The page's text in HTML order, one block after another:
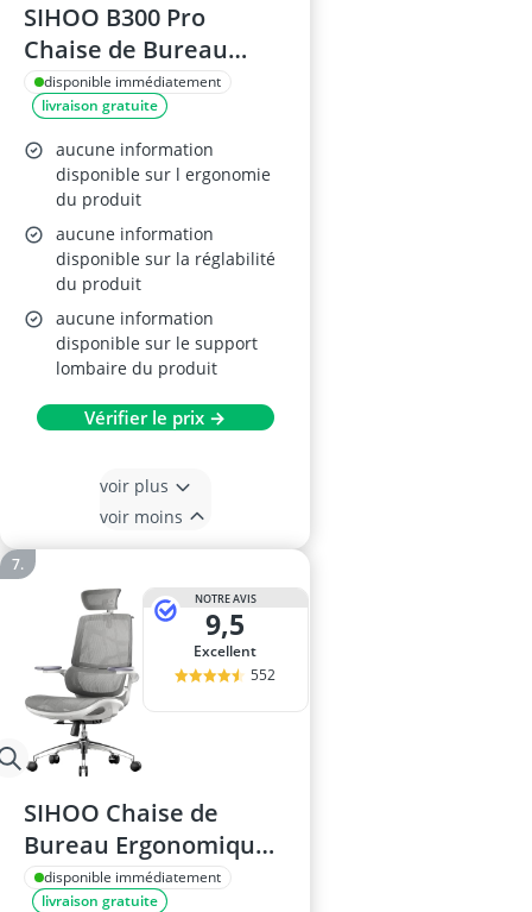
SIHOO B300 Pro
Chaise de Bureau
Ergonomique en Mesh
disponible immédiatement
livraison gratuite
aucune information
disponible sur l ergonomie
du produit
aucune information
disponible sur la réglabilité
du produit
aucune information
disponible sur le support
lombaire du produit
Vérifier le prix →
voir plus
voir moins
NOTRE AVIS
9,5
Excellent
552
SIHOO Chaise de
Bureau Ergonomique
M59AS
disponible immédiatement
livraison gratuite